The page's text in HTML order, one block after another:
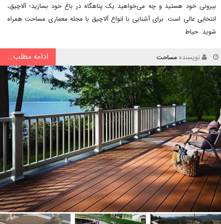
بیرونی خود هستید و چه می‌خواهید یک پناهگاه در باغ خود بسازید؛ آلاچیق،
انتخابی عالی است. برای آشنایی با انواع آلاچیق با مجله معماری مساحت همراه
شوید. حیاط
نویسنده مساحت ادامه مطلب...